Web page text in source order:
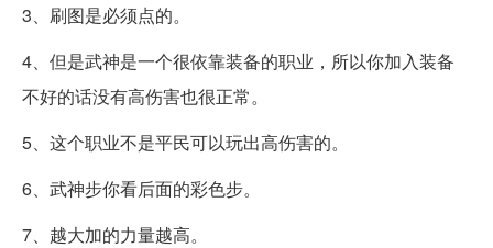
3、刷图是必须点的。
4、但是武神是一个很依靠装备的职业，所以你加入装备
不好的话没有高伤害也很正常。
5、这个职业不是平民可以玩出高伤害的。
6、武神步你看后面的彩色步。
7、越大加的力量越高。